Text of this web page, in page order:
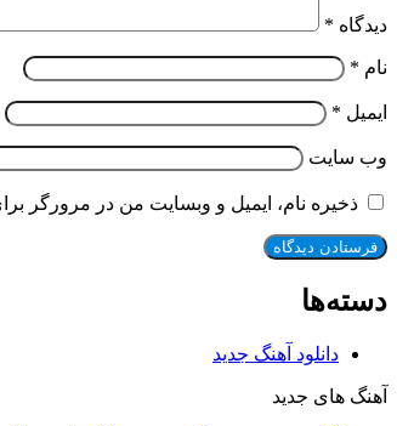
دیدگاه *
نام *
ایمیل *
وب‌ سایت
ذخیره نام، ایمیل و وبسایت من در مرورگر
دسته‌ها
دانلود آهنگ جدید
آهنگ های جدید